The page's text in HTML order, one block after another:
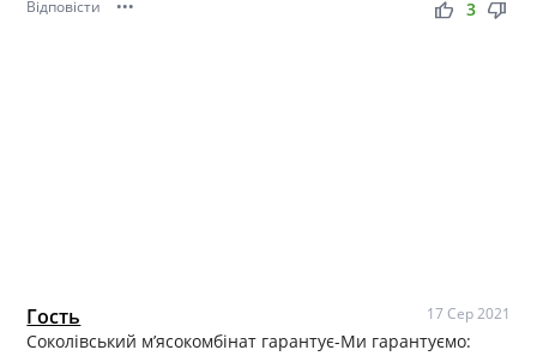
Відповісти ••• thumb_up thumb_down
3
Гость 17 Сер 2021
Соколівський м’ясокомбінат гарантує-Ми гарантуємо: